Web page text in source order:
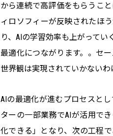
から連続で高評価をもらうこ
ィロソフィーが反映されたほ
り、AIの学習効率も上がってい
最適化につながります。。セ
世界観は実現されていかないわ
AIの最適化が進むプロセスと
ターの一部業務でAIが活用で
化できる」となり、次の工程